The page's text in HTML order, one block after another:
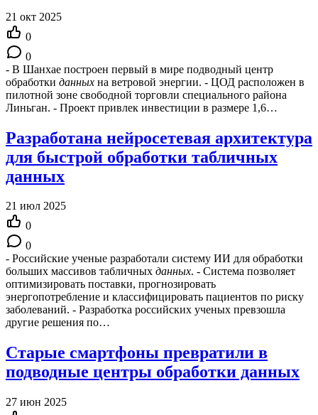
21 окт 2025
0
0
- В Шанхае построен первый в мире подводный центр
обработки данных на ветровой энергии. - ЦОД расположен в
пилотной зоне свободной торговли специального района
Линьган. - Проект привлек инвестиции в размере 1,6…
Разработана нейросетевая архитектура
для быстрой обработки табличных
данных
21 июл 2025
0
0
- Российские ученые разработали систему ИИ для обработки
больших массивов табличных данных. - Система позволяет
оптимизировать поставки, прогнозировать
энергопотребление и классифицировать пациентов по риску
заболеваний. - Разработка российских ученых превзошла
другие решения по…
Старые смартфоны превратили в
подводные центры обработки данных
27 июн 2025